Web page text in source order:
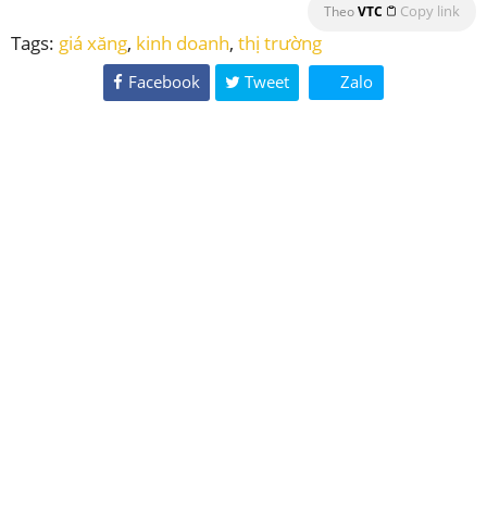
TheoVTC Copy link
Tags: giá xăng, kinh doanh, thị trường
Facebook Tweet Zalo